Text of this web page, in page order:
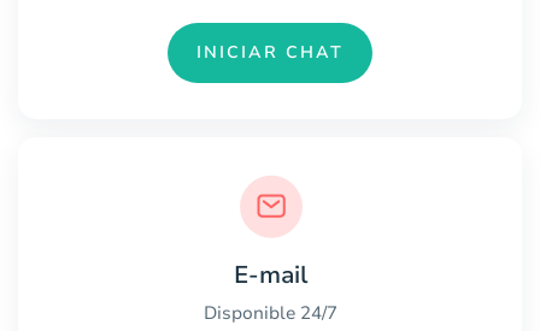
INICIAR CHAT
E-mail
Disponible 24/7